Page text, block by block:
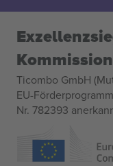
Kommission
Ticombo GmbH
EU-
Nr. 782393